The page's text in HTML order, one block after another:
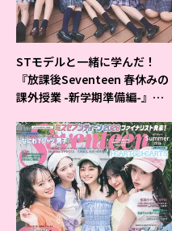
STモデルと一緒に学んだ！
『放課後Seventeen 春休みの
課外授業 -新学期準備編-』イ